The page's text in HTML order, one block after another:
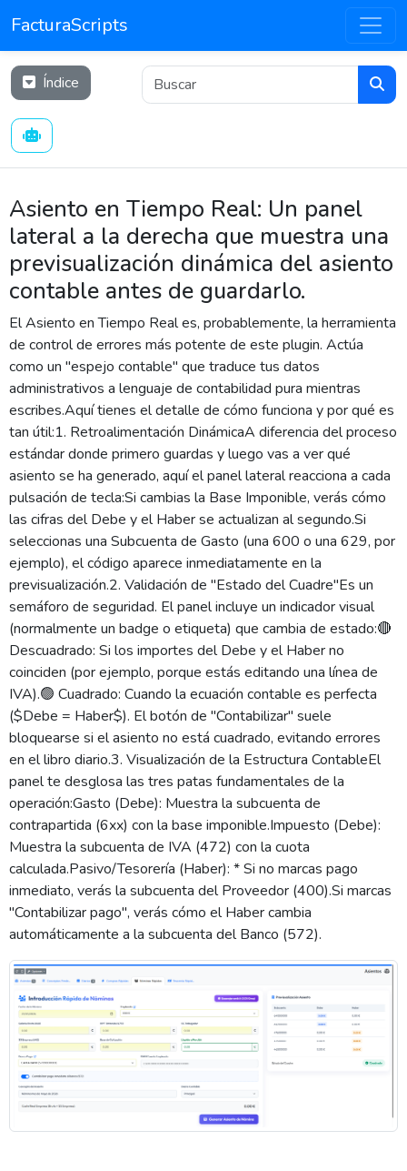
FacturaScripts
Índice
Asiento en Tiempo Real: Un panel
lateral a la derecha que muestra una
previsualización dinámica del asiento
contable antes de guardarlo.
El Asiento en Tiempo Real es, probablemente, la herramienta
de control de errores más potente de este plugin. Actúa
como un "espejo contable" que traduce tus datos
administrativos a lenguaje de contabilidad pura mientras
escribes.Aquí tienes el detalle de cómo funciona y por qué es
tan útil:1. Retroalimentación DinámicaA diferencia del proceso
estándar donde primero guardas y luego vas a ver qué
asiento se ha generado, aquí el panel lateral reacciona a cada
pulsación de tecla:Si cambias la Base Imponible, verás cómo
las cifras del Debe y el Haber se actualizan al segundo.Si
seleccionas una Subcuenta de Gasto (una 600 o una 629, por
ejemplo), el código aparece inmediatamente en la
previsualización.2. Validación de "Estado del Cuadre"Es un
semáforo de seguridad. El panel incluye un indicador visual
(normalmente un badge o etiqueta) que cambia de estado:🔴
Descuadrado: Si los importes del Debe y el Haber no
coinciden (por ejemplo, porque estás editando una línea de
IVA).🟢 Cuadrado: Cuando la ecuación contable es perfecta
($Debe = Haber$). El botón de "Contabilizar" suele
bloquearse si el asiento no está cuadrado, evitando errores
en el libro diario.3. Visualización de la Estructura ContableEl
panel te desglosa las tres patas fundamentales de la
operación:Gasto (Debe): Muestra la subcuenta de
contrapartida (6xx) con la base imponible.Impuesto (Debe):
Muestra la subcuenta de IVA (472) con la cuota
calculada.Pasivo/Tesorería (Haber): * Si no marcas pago
inmediato, verás la subcuenta del Proveedor (400).Si marcas
"Contabilizar pago", verás cómo el Haber cambia
automáticamente a la subcuenta del Banco (572).